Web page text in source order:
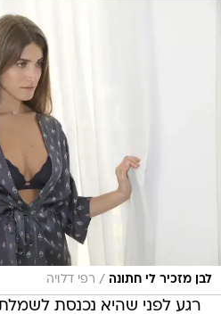
לבן מזכיר לי חתונה / רפי דלויה
רגע לפני שהיא נכנסת